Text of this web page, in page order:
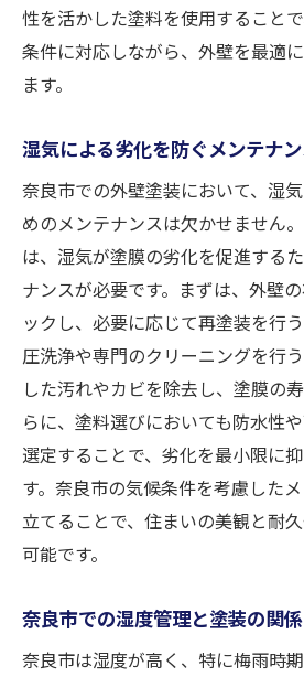
性を活かした塗料を使用すること
条件に対応しながら、外壁を最適
ます。
湿気による劣化を防ぐメンテナ
奈良市での外壁塗装において、湿
めのメンテナンスは欠かせません
は、湿気が塗膜の劣化を促進する
ナンスが必要です。まずは、外壁
ックし、必要に応じて再塗装を行
圧洗浄や専門のクリーニングを行
した汚れやカビを除去し、塗膜の
らに、塗料選びにおいても防水性
選定することで、劣化を最小限に
す。奈良市の気候条件を考慮した
立てることで、住まいの美観と耐
可能です。
奈良市での湿度管理と塗装の関係
奈良市は湿度が高く、特に梅雨時